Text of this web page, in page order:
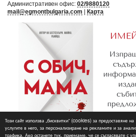
Този сайт използва „бисквитки“ (cookies) за предоставяне на
услугите в него, за персонализиране на рекламите и за
трафика. Ако останете тук, приемаме, че се съгласявате с
Административен офис: 02/9880120
mail@egmontbulgaria.com | Карта